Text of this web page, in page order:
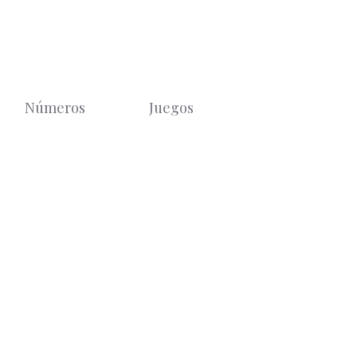
Números Juegos